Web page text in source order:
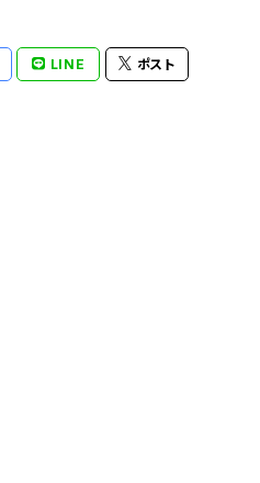
LINE ポスト